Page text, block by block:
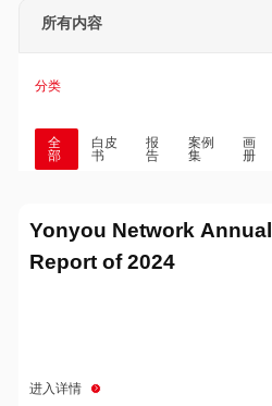
所有内容
分类
全
部
白皮
书
报
告
案例
集
画
册
Yonyou Network Annual
Report of 2024
进入详情